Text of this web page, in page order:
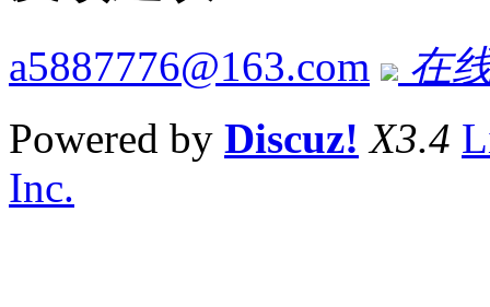
a5887776@163.com
在
Powered by Discuz! X3.4
Inc.